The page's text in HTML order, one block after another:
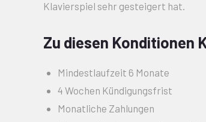
Klavierspiel sehr gesteigert hat.
Zu diesen Konditionen
Mindestlaufzeit 6 Monate
4 Wochen Kündigungsfrist
Monatliche Zahlungen